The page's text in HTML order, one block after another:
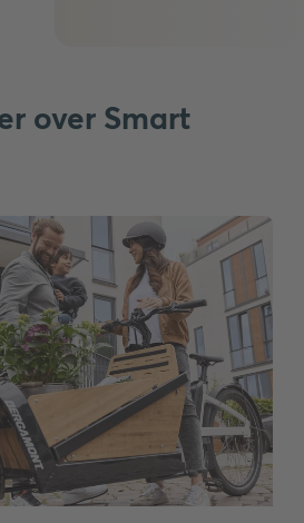
over Smart